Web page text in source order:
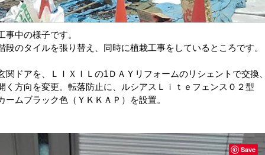
事中の様子です。
段のタイルを張り替え、同時に植栽工事をしているところです。
関ドアを、ＬＩＸＩＬの1ＤＡＹリフォームのリシェントで交換
く方向を変更。転落防止に、ルシアスＬｉｔｅフェンス０２型
ームブラック色（ＹＫＫＡＰ）を設置。
Save